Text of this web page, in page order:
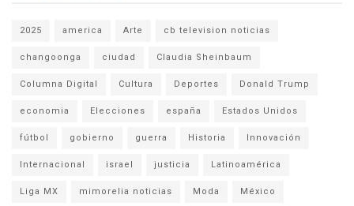
2025 america Arte cb television noticias
changoonga ciudad Claudia Sheinbaum
Columna Digital Cultura Deportes Donald Trump
economia Elecciones españa Estados Unidos
fútbol gobierno guerra Historia Innovación
Internacional israel justicia Latinoamérica
Liga MX mimorelia noticias Moda México